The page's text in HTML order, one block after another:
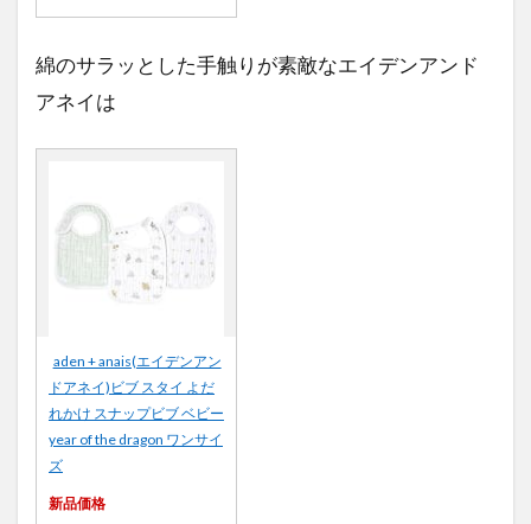
綿のサラッとした手触りが素敵なエイデンアンド
アネイは
aden + anais(エイデンアン
ドアネイ)ビブ スタイ よだ
れかけ スナップビブ ベビー
year of the dragon ワンサイ
ズ
新品価格